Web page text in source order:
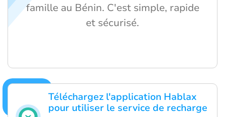
Téléchargez l'application Hablax
pour utiliser le service de recharge
famille au Bénin. C'est simple, rapide
et sécurisé.